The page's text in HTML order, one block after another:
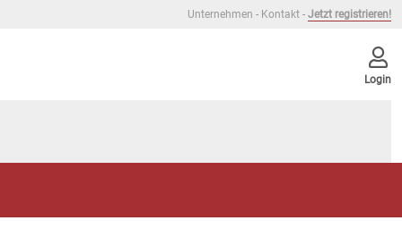
Unternehmen - Kontakt - Jetzt registrieren!
Login